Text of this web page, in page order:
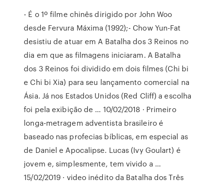
- É o 1º filme chinês dirigido por John Woo
desde Fervura Máxima (1992);- Chow Yun-Fat
desistiu de atuar em A Batalha dos 3 Reinos no
dia em que as filmagens iniciaram. A Batalha
dos 3 Reinos foi dividido em dois filmes (Chi bi
e Chi bi Xia) para seu lançamento comercial na
Ásia. Já nos Estados Unidos (Red Cliff) a escolha
foi pela exibição de … 10/02/2018 · Primeiro
longa-metragem adventista brasileiro é
baseado nas profecias bíblicas, em especial as
de Daniel e Apocalipse. Lucas (Ivy Goulart) é
jovem e, simplesmente, tem vivido a …
15/02/2019 · video inédito da Batalha dos Três